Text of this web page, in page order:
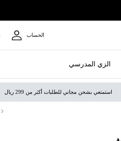
الحساب
الزي المدرسي
استمتعي بشحن مجاني للطلبات أكثر من 299 ريال